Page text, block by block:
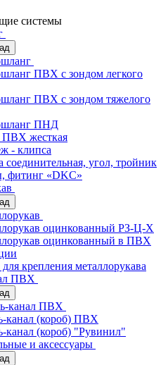
системы
ПВХ с зондом легкого
ПВХ с зондом тяжелого
ПНД
ПВХ жесткая
- клипса
соединительная, угол, тройник
фитинг «DKC»
оцинкованный РЗ-Ц-Х
оцинкованный в ПВХ
крепления металлорукава
ПВХ
канал ПВХ
канал (короб) ПВХ
канал (короб) "Рувинил"
и аксессуары